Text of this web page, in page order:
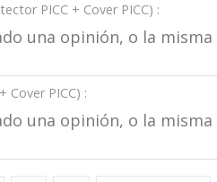
PICC + Cover PICC) :
una opinión, o la
Cover PICC) :
una opinión, o la